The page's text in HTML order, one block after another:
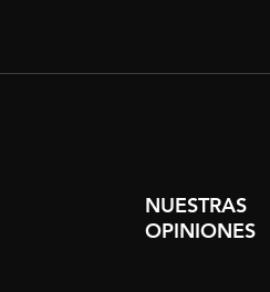
NUESTRAS
OPINIONES